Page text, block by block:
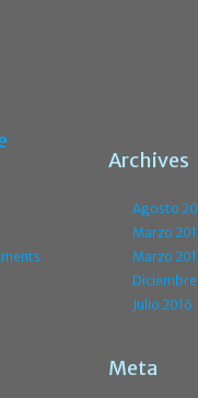
Archives
Agosto
Marzo
Marzo
Diciembre
Julio 2016
Meta